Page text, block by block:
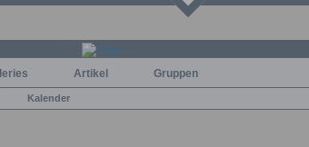
Artikel Gruppen
Kalender